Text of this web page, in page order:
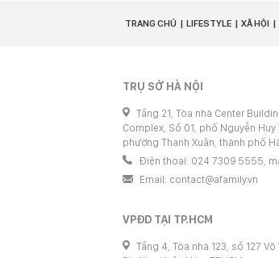
TRANG CHỦ LIFESTYLE XÃ HỘI
TRỤ SỞ HÀ NỘI
Tầng 21, Tòa nhà Center
Complex, Số 01, phố Nguyễn Huy
phường Thanh Xuân, thành phố
Điện thoại: 024 7309 5555,
Email: contact@afamily.vn
VPĐD TẠI TP.HCM
Tầng 4, Tòa nhà 123, số 127 Võ